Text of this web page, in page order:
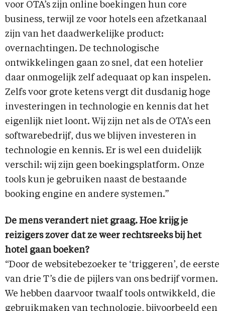
voor OTA’s zijn online boekingen hun core
business, terwijl ze voor hotels een afzetkanaal
zijn van het daadwerkelijke product:
overnachtingen. De technologische
ontwikkelingen gaan zo snel, dat een hotelier
daar onmogelijk zelf adequaat op kan inspelen.
Zelfs voor grote ketens vergt dit dusdanig hoge
investeringen in technologie en kennis dat het
eigenlijk niet loont. Wij zijn net als de OTA’s een
softwarebedrijf, dus we blijven investeren in
technologie en kennis. Er is wel een duidelijk
verschil: wij zijn geen boekingsplatform. Onze
tools kun je gebruiken naast de bestaande
booking engine en andere systemen.”
De mens verandert niet graag. Hoe krijg je
reizigers zover dat ze weer rechtsreeks bij het
hotel gaan boeken?
“Door de websitebezoeker te ‘triggeren’, de eerste
van drie T’s die de pijlers van ons bedrijf vormen.
We hebben daarvoor twaalf tools ontwikkeld, die
gebruikmaken van technologie, bijvoorbeeld een